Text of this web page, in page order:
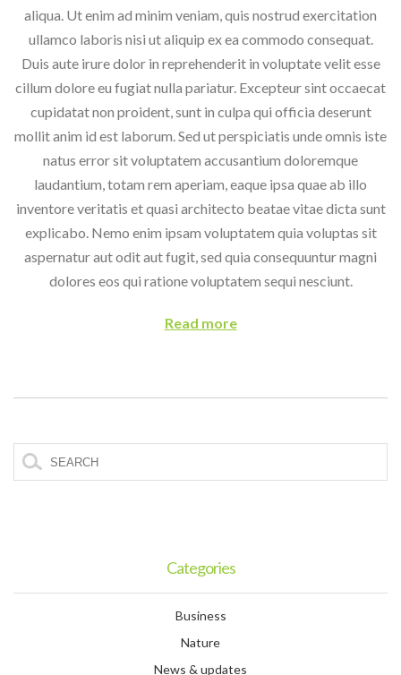
aliqua. Ut enim ad minim veniam, quis nostrud exercitation
ullamco laboris nisi ut aliquip ex ea commodo consequat.
Duis aute irure dolor in reprehenderit in voluptate velit esse
cillum dolore eu fugiat nulla pariatur. Excepteur sint occaecat
cupidatat non proident, sunt in culpa qui officia deserunt
mollit anim id est laborum.Sed ut perspiciatis unde omnis iste
natus error sit voluptatem accusantium doloremque
laudantium, totam rem aperiam, eaque ipsa quae ab illo
inventore veritatis et quasi architecto beatae vitae dicta sunt
explicabo. Nemo enim ipsam voluptatem quia voluptas sit
aspernatur aut odit aut fugit, sed quia consequuntur magni
dolores eos qui ratione voluptatem sequi nesciunt.
Read more
Categories
Business
Nature
News & updates